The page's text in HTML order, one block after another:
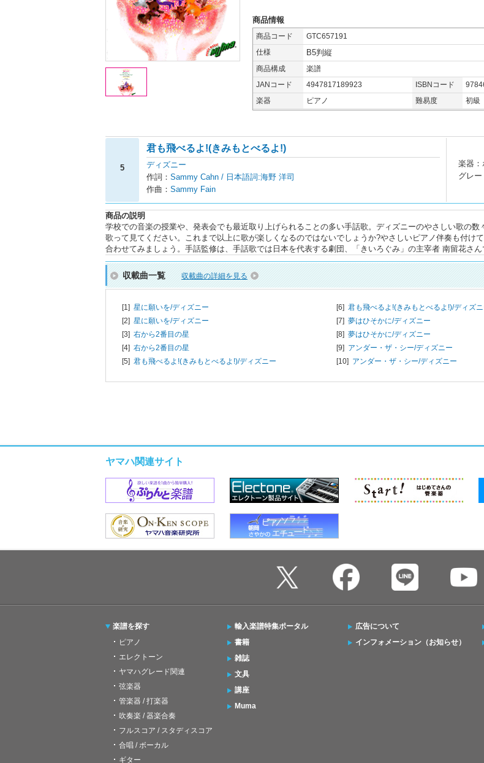
商品情報
商品コード
GTC657191
仕様
B5判縦
商品構成
楽譜
JANコード
4947817189923 ISBNコード
楽器
ピアノ 難易度 初級
5
君も飛べるよ!(きみもとべるよ!)
ディズニー
作詞： Sammy Cahn / 日本語詞:海野 洋司
作曲： Sammy Fain
楽器：
グレー
商品の説明
学校での音楽の授業や、発表会でも最近取り上げられることの多い手話歌。ディズニーのやさしい歌の数
歌って見てください。これまで以上に歌が楽しくなるのではないでしょうか?やさしいピアノ伴奏も付け
合わせてみましょう。手話監修は、手話歌では日本を代表する劇団、「きいろぐみ」の主宰者 南留花さん
収載曲一覧 収載曲の詳細を見る
[1] 星に願いを/ディズニー
[2] 星に願いを/ディズニー
[3] 右から2番目の星
[4] 右から2番目の星
[5] 君も飛べるよ!(きみもとべるよ!)/ディズニー
[6] 君も飛べるよ!(きみもとべるよ!)/ディズ
[7] 夢はひそかに/ディズニー
[8] 夢はひそかに/ディズニー
[9] アンダー・ザ・シー/ディズニー
[10] アンダー・ザ・シー/ディズニー
ヤマハ関連サイト
楽譜を探す
ピアノ
エレクトーン
ヤマハグレード関連
弦楽器
管楽器 / 打楽器
吹奏楽 / 器楽合奏
フルスコア / スタディスコア
合唱 / ボーカル
ギター
輸入楽譜特集ポータル
書籍
雑誌
文具
講座
Muma
広告について
インフォメーション（お知らせ）